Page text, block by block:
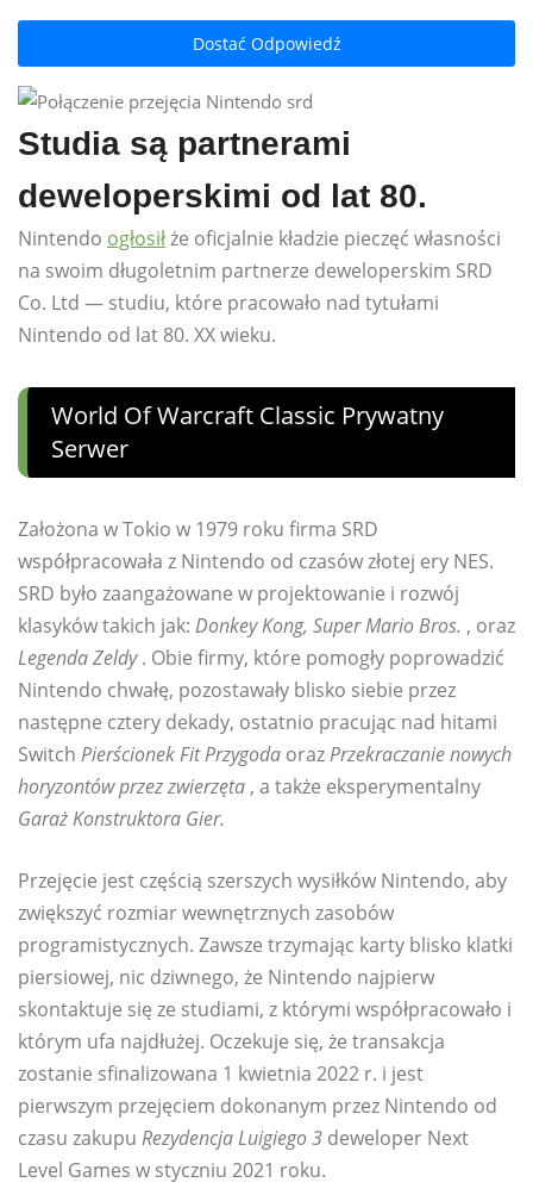
Dostać Odpowiedź
Studia są partnerami
deweloperskimi od lat 80.
Nintendo ogłosiłże oficjalnie kładzie pieczęć własności
na swoim długoletnim partnerze deweloperskim SRD
Co. Ltd — studiu, które pracowało nad tytułami
Nintendo od lat 80. XX wieku.
World Of Warcraft Classic Prywatny
Serwer
Założona w Tokio w 1979 roku firma SRD
współpracowała z Nintendo od czasów złotej ery NES.
SRD było zaangażowane w projektowanie i rozwój
klasyków takich jak: Donkey Kong, Super Mario Bros. , oraz
Legenda Zeldy. Obie firmy, które pomogły poprowadzić
Nintendo chwałę, pozostawały blisko siebie przez
następne cztery dekady, ostatnio pracując nad hitami
Switch Pierścionek Fit Przygoda orazPrzekraczanie nowych
horyzontów przez zwierzęta , a także eksperymentalny
Garaż Konstruktora Gier.
Przejęcie jest częścią szerszych wysiłków Nintendo, aby
zwiększyć rozmiar wewnętrznych zasobów
programistycznych. Zawsze trzymając karty blisko klatki
piersiowej, nic dziwnego, że Nintendo najpierw
skontaktuje się ze studiami, z którymi współpracowało i
którym ufa najdłużej. Oczekuje się, że transakcja
zostanie sfinalizowana 1 kwietnia 2022 r. i jest
pierwszym przejęciem dokonanym przez Nintendo od
czasu zakupu Rezydencja Luigiego 3 deweloper Next
Level Games w styczniu 2021 roku.